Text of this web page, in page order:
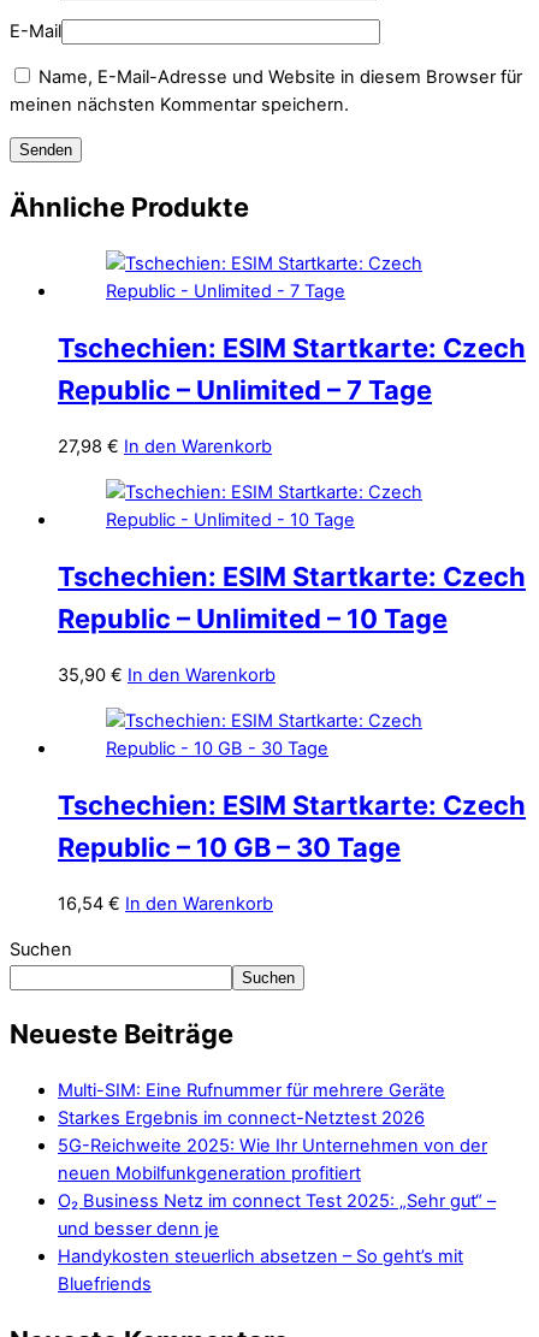
E-Mail
Name, E-Mail-Adresse und Website in diesem Browser für
meinen nächsten Kommentar speichern.
Ähnliche Produkte
Tschechien: ESIM Startkarte: Czech
Republic – Unlimited – 7 Tage
27,98 € In den Warenkorb
Tschechien: ESIM Startkarte: Czech
Republic – Unlimited – 10 Tage
35,90 € In den Warenkorb
Tschechien: ESIM Startkarte: Czech
Republic – 10 GB – 30 Tage
16,54 € In den Warenkorb
Suchen
Suchen
Neueste Beiträge
Multi-SIM: Eine Rufnummer für mehrere Geräte
Starkes Ergebnis im connect-Netztest 2026
5G-Reichweite 2025: Wie Ihr Unternehmen von der
neuen Mobilfunkgeneration profitiert
O₂ Business Netz im connect Test 2025: „Sehr gut“ –
und besser denn je
Handykosten steuerlich absetzen – So geht’s mit
Bluefriends